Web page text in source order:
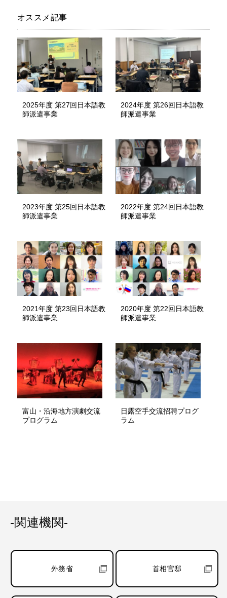
オススメ記事
2025年度 第27回日本語教
師派遣事業
2024年度 第26回日本語教
師派遣事業
2023年度 第25回日本語教
師派遣事業
2022年度 第24回日本語教
師派遣事業
2021年度 第23回日本語教
師派遣事業
2020年度 第22回日本語教
師派遣事業
富山・沿海地方演劇交流
プログラム
日露空手交流招聘プログ
ラム
-関連機関-
外務省 首相官邸